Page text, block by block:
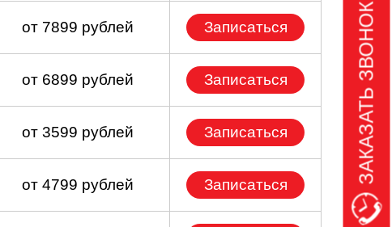
от 7899 рублей Записаться
от 6899 рублей Записаться
от 3599 рублей Записаться
от 4799 рублей Записаться ЗАКАЗАТЬ ЗВОНОК